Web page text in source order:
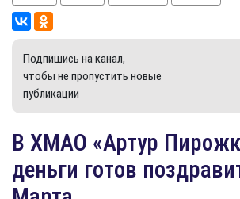
Подпишись на канал,
чтобы не пропустить новые
публикации
В ХМАО «Артур
деньги готов